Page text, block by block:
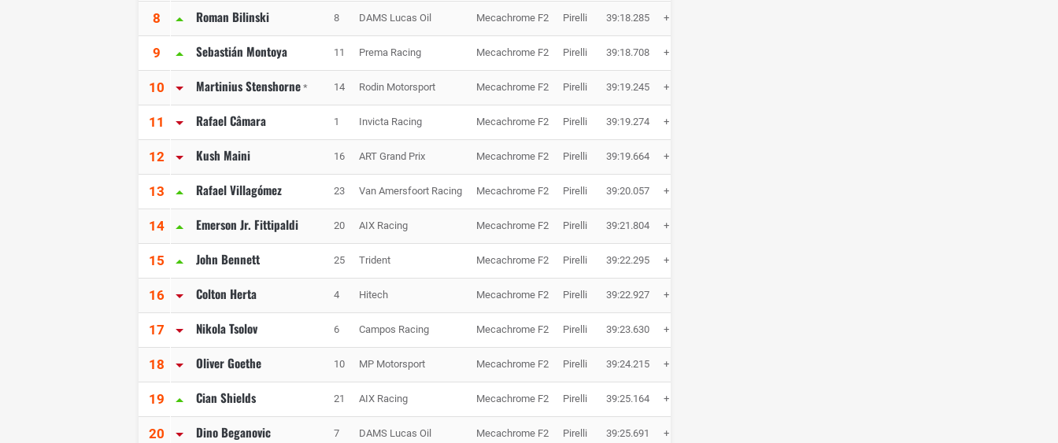
8 Roman Bilinski 8 DAMS Lucas Oil Mecachrome F2 Pirelli 39:18.285 + 8.559
9 Sebastián Montoya 11 Prema Racing Mecachrome F2 Pirelli 39:18.708 + 8.982
10 Martinius Stenshorne * 14 Rodin Motorsport Mecachrome F2 Pirelli 39:19.245 + 9.519
11 Rafael Câmara 1 Invicta Racing Mecachrome F2 Pirelli 39:19.274 + 9.548
12 Kush Maini 16 ART Grand Prix Mecachrome F2 Pirelli 39:19.664 + 9.938
13 Rafael Villagómez 23 Van Amersfoort Racing Mecachrome F2 Pirelli 39:20.057 + 10.331
14 Emerson Jr. Fittipaldi 20 AIX Racing Mecachrome F2 Pirelli 39:21.804 + 12.078
15 John Bennett 25 Trident Mecachrome F2 Pirelli 39:22.295 + 12.569
16 Colton Herta 4 Hitech Mecachrome F2 Pirelli 39:22.927 + 13.201
17 Nikola Tsolov 6 Campos Racing Mecachrome F2 Pirelli 39:23.630 + 13.904
18 Oliver Goethe 10 MP Motorsport Mecachrome F2 Pirelli 39:24.215 + 14.489
19 Cian Shields 21 AIX Racing Mecachrome F2 Pirelli 39:25.164 + 15.438
20 Dino Beganovic 7 DAMS Lucas Oil Mecachrome F2 Pirelli 39:25.691 + 15.965